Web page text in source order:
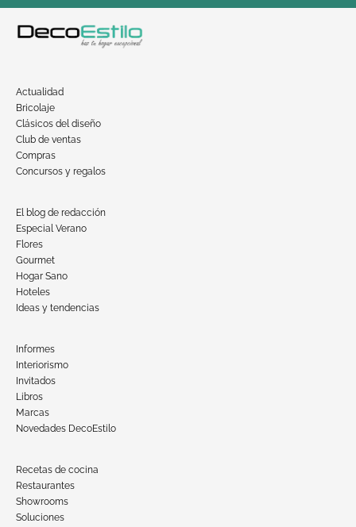
Actualidad
Bricolaje
Clásicos del diseño
Club de ventas
Compras
Concursos y regalos
El blog de redacción
Especial Verano
Flores
Gourmet
Hogar Sano
Hoteles
Ideas y tendencias
Informes
Interiorismo
Invitados
Libros
Marcas
Novedades DecoEstilo
Recetas de cocina
Restaurantes
Showrooms
Soluciones